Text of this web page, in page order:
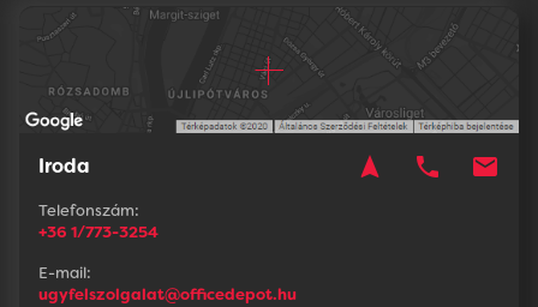
Iroda navigation phone mail
Telefonszám:
+36 1/773-3254
E-mail:
ugyfelszolgalat@officedepot.hu